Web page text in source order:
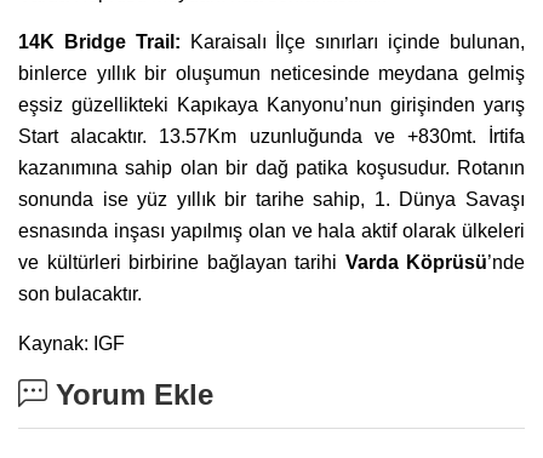
14K Bridge Trail:
Karaisalı İlçe sınırları içinde bulunan,
binlerce yıllık bir oluşumun neticesinde meydana gelmiş
eşsiz güzellikteki Kapıkaya Kanyonu’nun girişinden yarış
Start alacaktır. 13.57Km uzunluğunda ve +830mt. İrtifa
kazanımına sahip olan bir dağ patika koşusudur. Rotanın
sonunda ise yüz yıllık bir tarihe sahip, 1. Dünya Savaşı
esnasında inşası yapılmış olan ve hala aktif olarak ülkeleri
ve kültürleri birbirine bağlayan tarihi Varda Köprüsü’nde
son bulacaktır.
Kaynak: IGF
Yorum Ekle